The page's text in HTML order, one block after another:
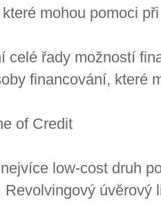
mohou pomoci
celé řady možností
financování, které
of Credit
low-cost druh
Revolvingový úvěrový